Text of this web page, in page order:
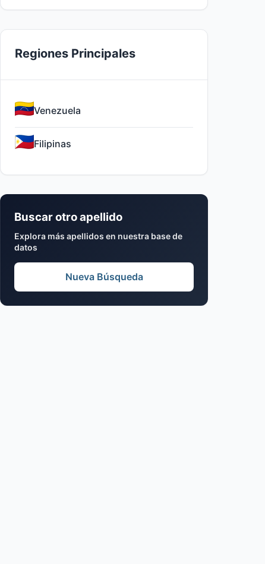
Regiones Principales
Venezuela
Filipinas
Buscar otro apellido
Explora más apellidos en nuestra base de
datos
Nueva Búsqueda